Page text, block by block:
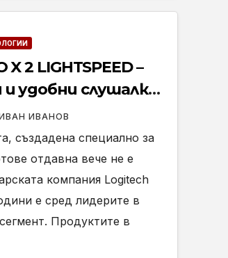
2 LIGHTSPEED –
удобни слушалки
геймъри
ИВАНОВ
създадена специално за
отдавна вече не е
компания Logitech
е сред лидерите в
Продуктите в